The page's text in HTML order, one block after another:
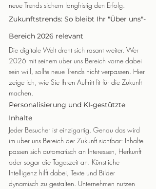
neue Trends sichern langfristig den Erfolg.
Zukunftstrends: So bleibt Ihr "Über uns"-
Bereich 2026 relevant
Die digitale Welt dreht sich rasant weiter. Wer
2026 mit seinem uber uns Bereich vorne dabei
sein will, sollte neue Trends nicht verpassen. Hier
zeige ich, wie Sie Ihren Auftritt fit für die Zukunft
machen.
Personalisierung und KI-gestützte
Inhalte
Jeder Besucher ist einzigartig. Genau das wird
im uber uns Bereich der Zukunft sichtbar: Inhalte
passen sich automatisch an Interessen, Herkunft
oder sogar die Tageszeit an. Künstliche
Intelligenz hilft dabei, Texte und Bilder
dynamisch zu gestalten. Unternehmen nutzen